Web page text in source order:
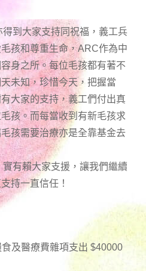
到大家支持同祝福，義工兵
孩和尊重生命，ARC作為中
身之所。每位毛孩都有著不
未知，珍惜今天，把握當
大家的支持，義工們付出真
孩。而每當收到有新毛孩求
孩需要治療亦是全靠基金去
有賴大家支援，讓我們繼續
持一直信任！
及醫療費雜項支出 $40000